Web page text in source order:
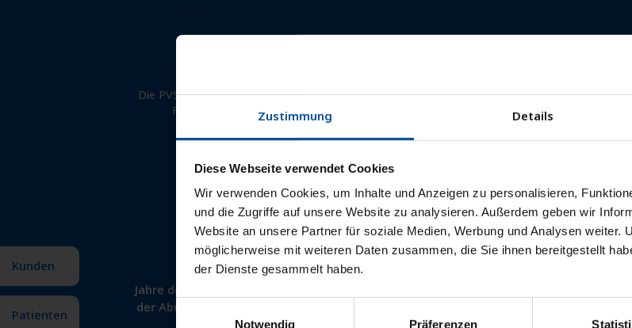
Zustimmung Details
Diese Webseite verwendet Cookies
Wir verwenden Cookies, um Inhalte und Anzeigen zu personalisieren,
und die Zugriffe auf unsere Website zu analysieren. Außerdem geben wir
Website an unsere Partner für soziale Medien, Werbung und Analysen weiter.
möglicherweise mit weiteren Daten zusammen, die Sie ihnen bereitgestellt
der Dienste gesammelt haben.
Einwilligungsauswahl
Notwendig
Präferenzen
Kunden
Patienten
Die PVS Südwest ist der marktführende Dienstleister für die Abrechnung ärztlicher
Fast jede zweite Ärztin und jeder zweite Arzt nutzen das Know How, die
Ansprechpartnerinnen und Ansprechpartner zur Realisierung und
102
Jahre der Erfahrung und Fachwissen in
der Abwicklung der Privatabrechnung
3700
Kunden und Kundinnen im